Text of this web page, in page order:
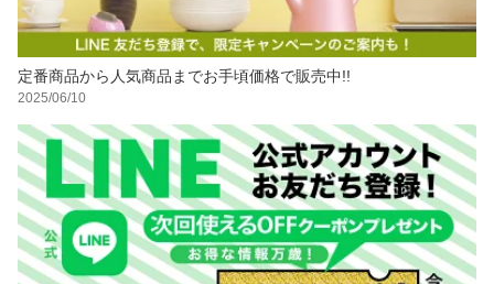
定番商品から人気商品までお手頃価格で販売中!!
2025/06/10